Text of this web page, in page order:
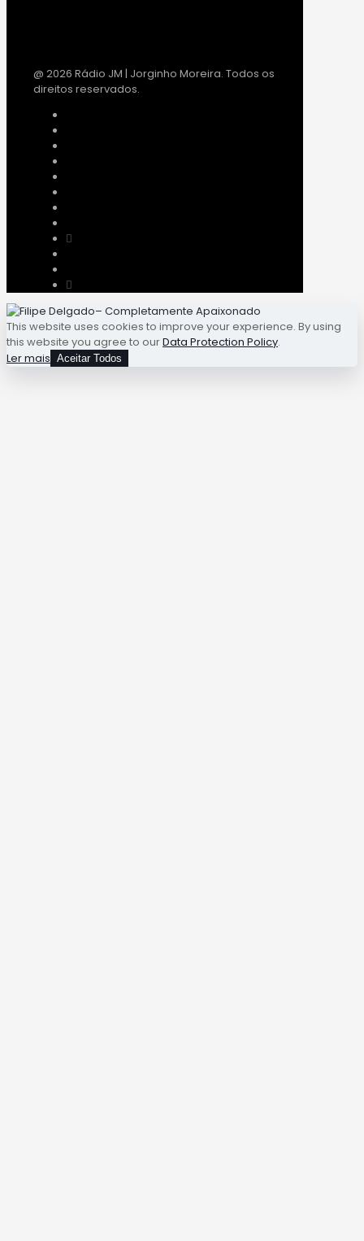
@ 2026 Rádio JM | Jorginho Moreira. Todos os
direitos reservados.
This website uses cookies to improve your experience. By using
this website you agree to ourData Protection Policy.
Ler mais Aceitar Todos